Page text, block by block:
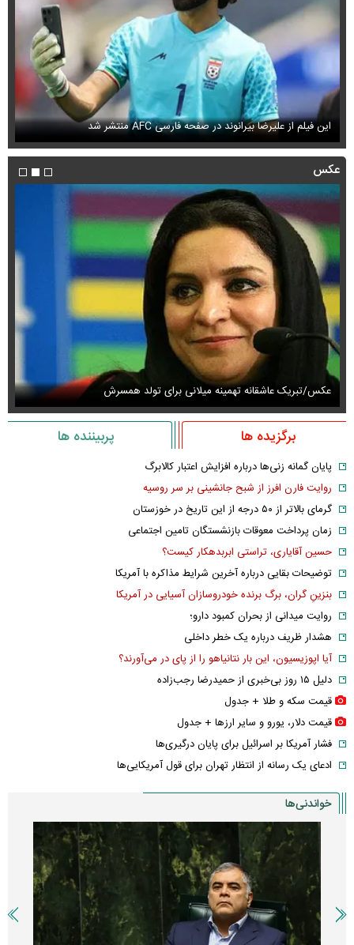
این فیلم از علیرضا بیرانوند در صفحه فارسی AFC منتشر شد
عکس
عکس/تبریک عاشقانه تهمینه میلانی برای تولد همسرش
برگزیده ها پربیننده ها
پایان گمانه زنی‌ها درباره افزایش اعتبار کالابرگ
روایت فارن افرز از شبح جانشینی بر سر روسیه
گرمای بالاتر از ۵۰ درجه از این تاریخ در خوزستان
زمان پرداخت معوقات بازنشستگان تامین اجتماعی
حسین آقایاری، تراستی ابربدهکار کیست؟
توضیحات بقایی درباره آخرین شرایط مذاکره با آمریکا
بنزینِ گران، برگ برنده خودروسازان آسیایی در آمریکا
روایت میدانی از بحران کمبود دارو؛
هشدار ظریف درباره یک خطر داخلی
آیا اپوزیسیون، این بار نتانیاهو را از پای در می‌آورند؟
دلیل ۱۵ روز بی‌خبری از حمیدرضا رجب‌زاده
قیمت سکه و طلا + جدول
قیمت دلار، یورو و سایر ارز‌ها + جدول
فشار آمریکا بر اسرائیل برای پایان درگیری‌ها
ادعای یک رسانه از انتظار تهران برای قول آمریکایی‌ها
خواندنی‌ها